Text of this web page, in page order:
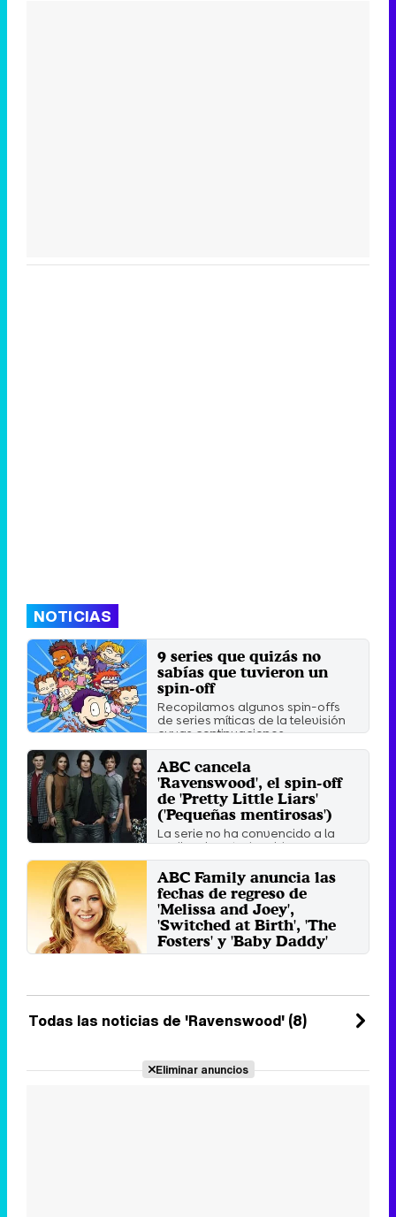
NOTICIAS
9 series que quizás no
sabías que tuvieron un
spin-off
Recopilamos algunos spin-offs
de series míticas de la televisión
cuyas continuaciones ...
Lunes 20 Agosto 2018 09:35
ABC cancela
'Ravenswood', el spin-off
de 'Pretty Little Liars'
('Pequeñas mentirosas')
La serie no ha convencido a la
audiencia estadounidense.
Sábado 15 Febrero 2014 12:50
ABC Family anuncia las
fechas de regreso de
'Melissa and Joey',
'Switched at Birth', 'The
Fosters' y 'Baby Daddy'
Estas fechas se suman a las ya
Todas las noticias de 'Ravenswood' (8)
Eliminar anuncios